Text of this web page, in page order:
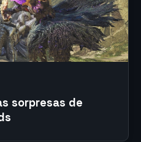
sorpresas de